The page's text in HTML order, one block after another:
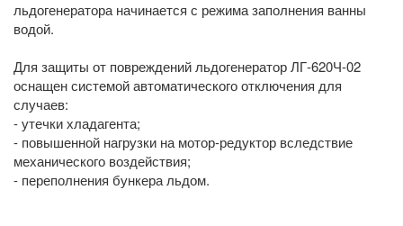
льдогенератора начинается с режима заполнения ванны
водой.
Для защиты от повреждений льдогенератор ЛГ-620Ч-02
оснащен системой автоматического отключения для
случаев:
- утечки хладагента;
- повышенной нагрузки на мотор-редуктор вследствие
механического воздействия;
- переполнения бункера льдом.